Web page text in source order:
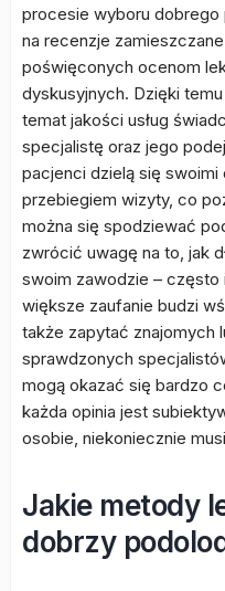
procesie wyboru
na recenzje
poświęconych ocenom
dyskusyjnych. Dzięki
temat jakości usług
specjalistę oraz jego
pacjenci dzielą się
przebiegiem wizyty, co
można się spodziewać
zwrócić uwagę na to, jak
swoim zawodzie –
większe zaufanie budzi
także zapytać znajomych
sprawdzonych
mogą okazać się bardzo
każda opinia jest
osobie, niekoniecznie
Jakie metody
dobrzy